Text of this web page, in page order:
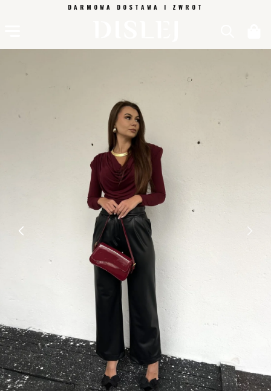
DARMOWA DOSTAWA I ZWROT
PRZEJŚĆ DO